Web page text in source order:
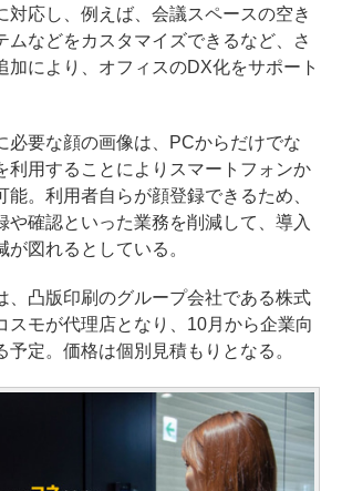
対応し、例えば、会議スペースの空き
ムなどをカスタマイズできるなど、さ
加により、オフィスのDX化をサポート
要な顔の画像は、PCからだけでな
利用することによりスマートフォンか
能。利用者自らが顔登録できるため、
や確認といった業務を削減して、導入
図れるとしている。
凸版印刷のグループ会社である株式
スモが代理店となり、10月から企業向
予定。価格は個別見積もりとなる。